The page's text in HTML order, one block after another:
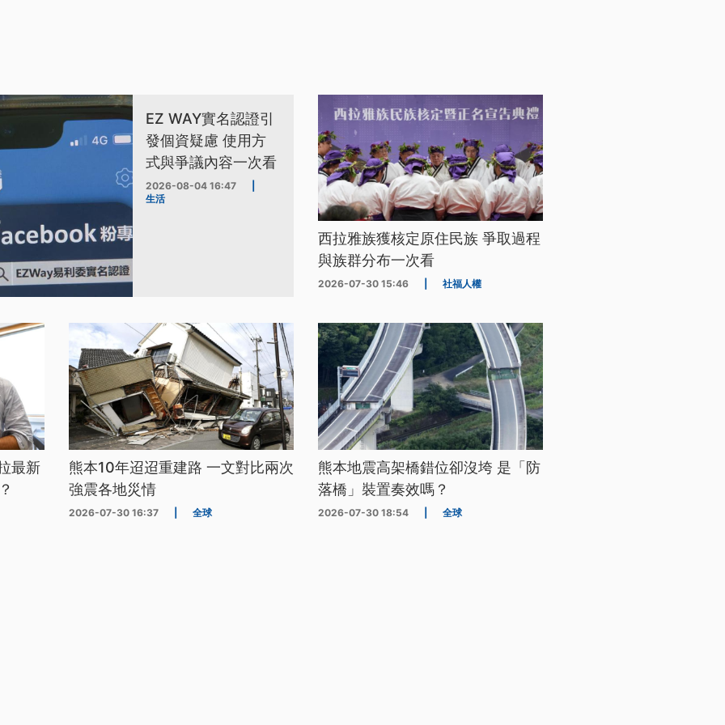
EZ WAY實名認證引
發個資疑慮 使用方
式與爭議內容一次看
2026-08-04 16:47
生活
西拉雅族獲核定原住民族 爭取過程
與族群分布一次看
2026-07-30 15:46 社福人權
最新
熊本10年迢迢重建路 一文對比兩次
強震各地災情
2026-07-30 16:37 全球
熊本地震高架橋錯位卻沒垮 是「防
落橋」裝置奏效嗎？
2026-07-30 18:54 全球